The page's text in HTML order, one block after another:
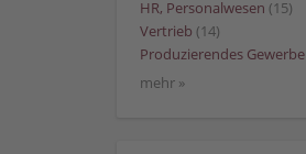
HR, Personalwesen (15)
Vertrieb (14)
Produzierendes Gewerbe
mehr »